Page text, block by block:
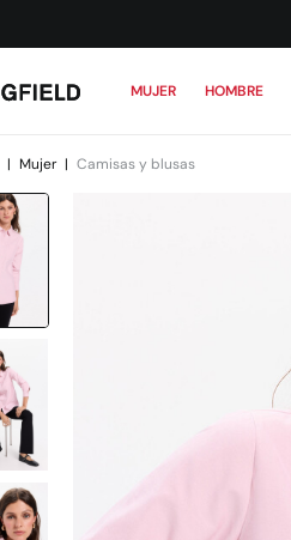
MUJER HOMBRE
| Mujer | Camisas y blusas